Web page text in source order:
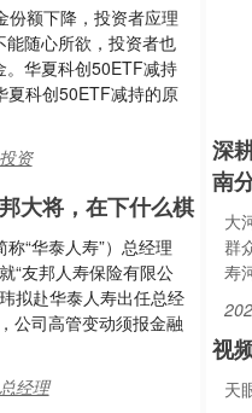
份额下降，投资者应理
随心所欲，投资者也
华夏科创50ETF减持
夏科创50ETF减持的原
资
大将，在下什么棋
“华泰人寿”）总经理
“友邦人寿保险有限公
拟赴华泰人寿出任总经
公司高管变动须报金融
经理
深
南
大
群
寿
视
天